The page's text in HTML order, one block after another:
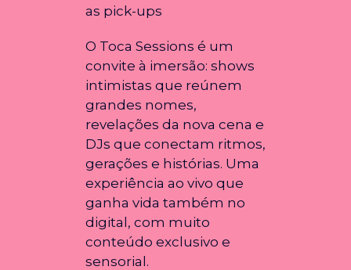
as pick-ups
O Toca Sessions é um
convite à imersão: shows
intimistas que reúnem
grandes nomes,
revelações da nova cena e
DJs que conectam ritmos,
gerações e histórias. Uma
experiência ao vivo que
ganha vida também no
digital, com muito
conteúdo exclusivo e
sensorial.